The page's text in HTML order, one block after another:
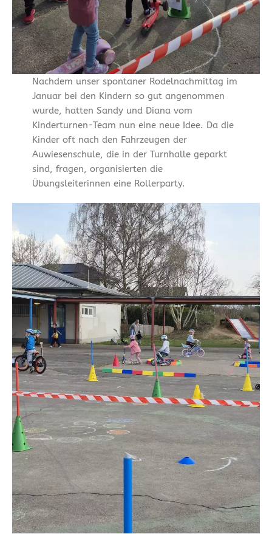
Nachdem unser spontaner Rodelnachmittag im
Januar bei den Kindern so gut angenommen
wurde, hatten Sandy und Diana vom
Kinderturnen-Team nun eine neue Idee. Da die
Kinder oft nach den Fahrzeugen der
Auwiesenschule, die in der Turnhalle geparkt
sind, fragen, organisierten die
Übungsleiterinnen eine Rollerparty.